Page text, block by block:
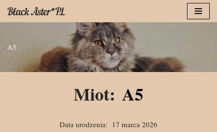
treści
A5
Miot: A5
Data urodzenia: 17 marca 2026